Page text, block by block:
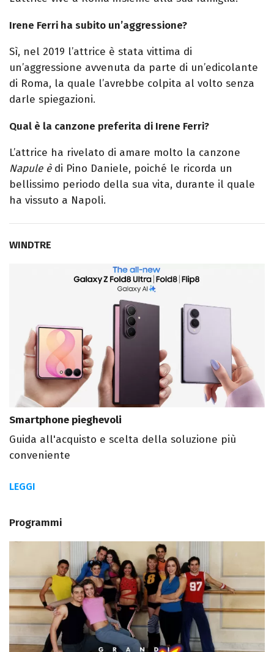
Irene Ferri ha subito un’aggressione?
Sì, nel 2019 l’attrice è stata vittima di
un’aggressione avvenuta da parte di un’edicolante
di Roma, la quale l’avrebbe colpita al volto senza
darle spiegazioni.
Qual è la canzone preferita di Irene Ferri?
L’attrice ha rivelato di amare molto la canzone
Napule èdi Pino Daniele, poiché le ricorda un
bellissimo periodo della sua vita, durante il quale
ha vissuto a Napoli.
WINDTRE
Smartphone pieghevoli
Guida all'acquisto e scelta della soluzione più
conveniente
LEGGI
Programmi